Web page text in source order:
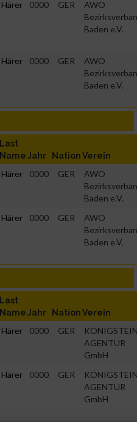
Härer 0000 GER
AWO
Baden e.V.
Härer 0000 GER
AWO
Baden e.V.
Last
NameJahr NationVerein
Härer 0000 GER
AWO
Baden e.V.
Härer 0000 GER
AWO
Baden e.V.
Last
NameJahr NationVerein
Härer 0000 GER
AGENTUR
GmbH
Härer 0000 GER
AGENTUR
GmbH